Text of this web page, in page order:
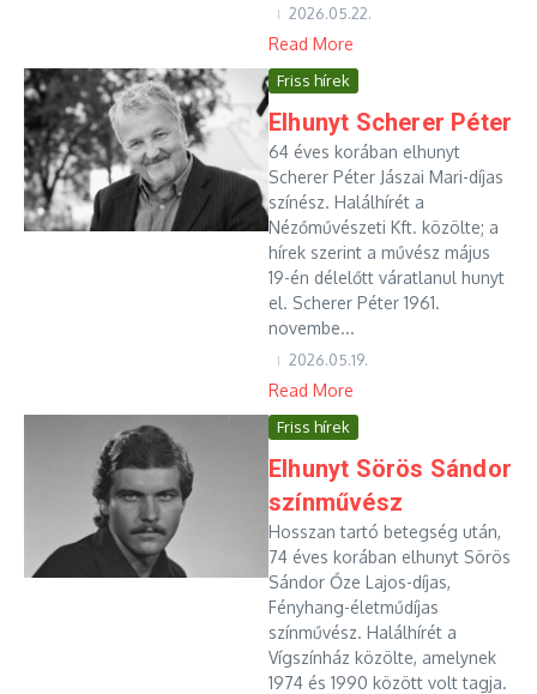
2026.05.22.
Read More
Friss hírek
Elhunyt Scherer Péter
64 éves korában elhunyt
Scherer Péter Jászai Mari-díjas
színész. Halálhírét a
Nézőművészeti Kft. közölte; a
hírek szerint a művész május
19-én délelőtt váratlanul hunyt
el. Scherer Péter 1961.
novembe...
2026.05.19.
Read More
Friss hírek
Elhunyt Sörös Sándor
színművész
Hosszan tartó betegség után,
74 éves korában elhunyt Sörös
Sándor Őze Lajos-díjas,
Fényhang-életműdíjas
színművész. Halálhírét a
Vígszínház közölte, amelynek
1974 és 1990 között volt tagja.